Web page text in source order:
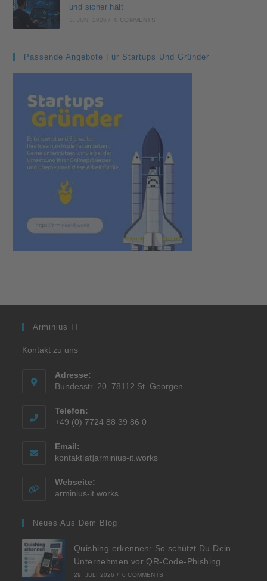
und sicher hält
3. JUNI 2026 0 COMMENTS
Passende Angebote Für Startups Und Gründer
Arminius IT
Kontakt zu uns
Adresse:
Bundesstr. 20, 78112 St. Georgen
Telefon:
+49 (0) 7724 88 39 86 0
Email:
kontakt[at]arminius-it.works
Webseite:
arminius-it.works
Neues Aus Dem Blog
Quishing erkennen: So schützt Du Dein
Unternehmen vor QR-Code-Phishing
29. JULI 2026 / 0 COMMENTS